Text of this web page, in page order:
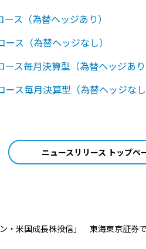
ス（為替ヘッジあり）
ス（為替ヘッジなし）
ス毎月決算型（為替ヘッジあ
ス毎月決算型（為替ヘッジな
ニュースリリース トップペ
ン・米国成長株投信」 東海東京証券